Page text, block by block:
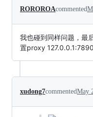
ROROROAcommented
我也碰到同样问题，最
置proxy
xudong7commentedMay